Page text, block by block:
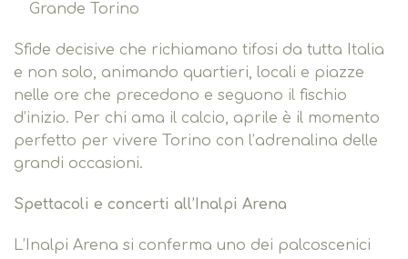
Grande Torino
Sfide decisive che richiamano tifosi da tutta Italia
e non solo, animando quartieri, locali e piazze
nelle ore che precedono e seguono il fischio
d’inizio. Per chi ama il calcio, aprile è il momento
perfetto per vivere Torino con l’adrenalina delle
grandi occasioni.
Spettacoli e concerti all’Inalpi Arena
L’Inalpi Arena si conferma uno dei palcoscenici